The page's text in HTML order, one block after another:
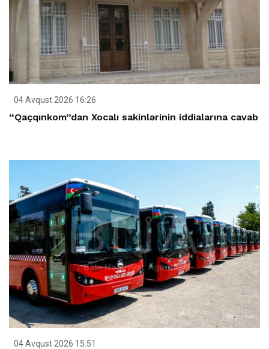
04 Avqust 2026 16:26
“Qaçqınkom”dan Xocalı sakinlərinin iddialarına cavab
04 Avqust 2026 15:51